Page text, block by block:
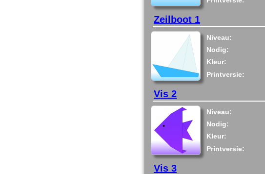
Zeilboot 1
Niveau:
Nodig:
Kleur:
Printversie:
Vis 2
Niveau:
Nodig:
Kleur:
Printversie:
Vis 3